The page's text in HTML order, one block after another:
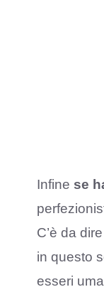
Infine se
C’è da
in questo
esseri